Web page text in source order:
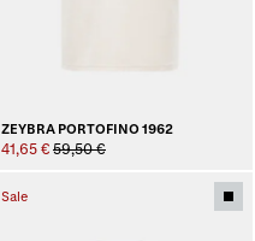
ZEYBRA PORTOFINO 1962
41,65 € 59,50 €
Sale